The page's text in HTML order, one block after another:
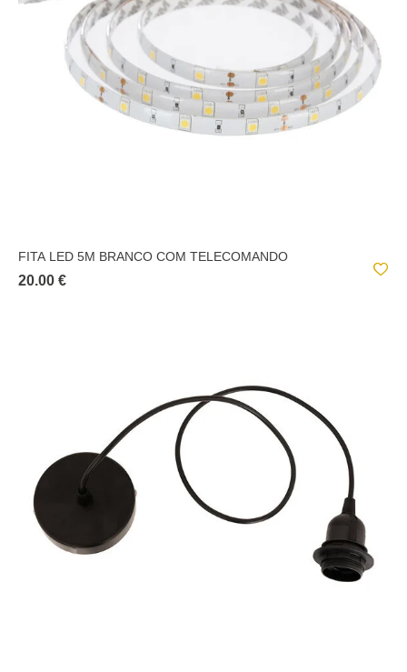
FITA LED 5M BRANCO COM TELECOMANDO
20.00 €